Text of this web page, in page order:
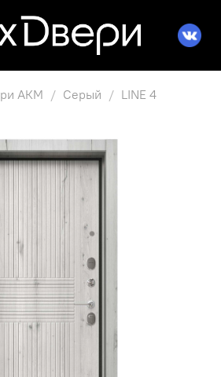
АКМ Серый LINE 4